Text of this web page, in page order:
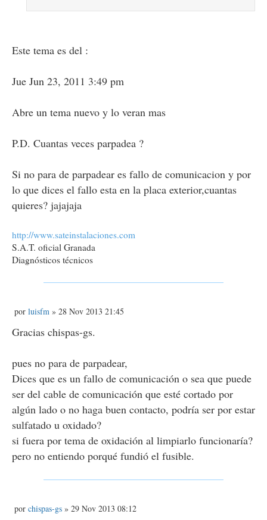
Este tema es del :
Jue Jun 23, 2011 3:49 pm
Abre un tema nuevo y lo veran mas
P.D. Cuantas veces parpadea ?
Si no para de parpadear es fallo de comunicacion y por
lo que dices el fallo esta en la placa exterior,cuantas
quieres? jajajaja
http://www.sateinstalaciones.com
S.A.T. oficial Granada
Diagnósticos técnicos
M
e
n
s
e
por luisfm » 28 Nov 2013 21:45
Gracias chispas-gs.
pues no para de parpadear,
Dices que es un fallo de comunicación o sea que puede
ser del cable de comunicación que esté cortado por
algún lado o no haga buen contacto, podría ser por estar
sulfatado u oxidado?
si fuera por tema de oxidación al limpiarlo funcionaría?
pero no entiendo porqué fundió el fusible.
M
por chispas-gs » 29 Nov 2013 08:12